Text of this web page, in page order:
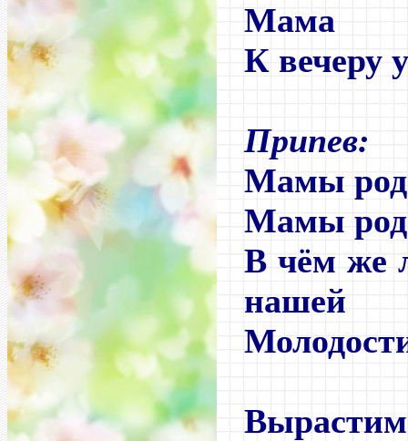
Мама
К вечеру
Припев:
Мамы
Мамы
В чём же
нашей